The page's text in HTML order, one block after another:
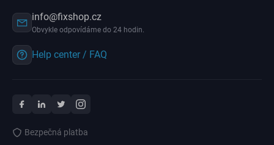
info@fixshop.cz
Obvykle odpovídáme do 24 hodin.
Help center / FAQ
Bezpečná platba